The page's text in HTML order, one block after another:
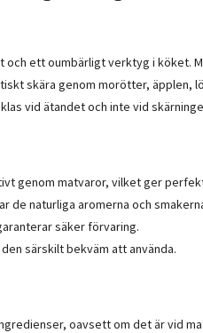
och ett oumbärligt verktyg i köket.
skära genom morötter, äpplen,
vid ätandet och inte vid
genom matvaror, vilket ger
de naturliga aromerna och
säker förvaring.
särskilt bekväm att använda.
oavsett om det är vid